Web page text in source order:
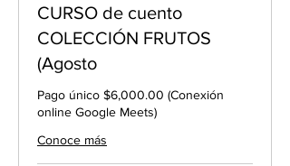
CURSO de cuento
COLECCIÓN FRUTOS
(Agosto
Pago único $6,000.00 (Conexión
online Google Meets)
Conoce más